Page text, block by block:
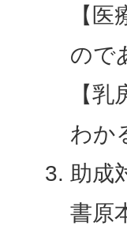
【
ので
【
わか
助成
書原